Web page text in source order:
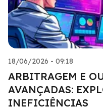
18/06/2026 - 09:18
ARBITRAGEM E
AVANÇADAS:
INEFICIÊNCIAS